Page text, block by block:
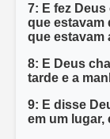
7: E fez
que estavam
que estavam
8: E Deus
tarde e a
9: E disse
em um lugar,